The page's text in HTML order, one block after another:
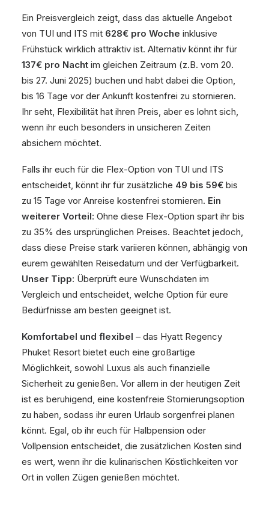
Ein Preisvergleich zeigt, dass das aktuelle Angebot
von TUI und ITS mit 628€ pro Woche inklusive
Frühstück wirklich attraktiv ist. Alternativ könnt ihr für
137€ pro Nacht im gleichen Zeitraum (z.B. vom 20.
bis 27. Juni 2025) buchen und habt dabei die Option,
bis 16 Tage vor der Ankunft kostenfrei zu stornieren.
Ihr seht, Flexibilität hat ihren Preis, aber es lohnt sich,
wenn ihr euch besonders in unsicheren Zeiten
absichern möchtet.
Falls ihr euch für die Flex-Option von TUI und ITS
entscheidet, könnt ihr für zusätzliche 49 bis 59€ bis
zu 15 Tage vor Anreise kostenfrei stornieren. Ein
weiterer Vorteil: Ohne diese Flex-Option spart ihr bis
zu 35% des ursprünglichen Preises. Beachtet jedoch,
dass diese Preise stark variieren können, abhängig von
eurem gewählten Reisedatum und der Verfügbarkeit.
Unser Tipp: Überprüft eure Wunschdaten im
Vergleich und entscheidet, welche Option für eure
Bedürfnisse am besten geeignet ist.
Komfortabel und flexibel – das Hyatt Regency
Phuket Resort bietet euch eine großartige
Möglichkeit, sowohl Luxus als auch finanzielle
Sicherheit zu genießen. Vor allem in der heutigen Zeit
ist es beruhigend, eine kostenfreie Stornierungsoption
zu haben, sodass ihr euren Urlaub sorgenfrei planen
könnt. Egal, ob ihr euch für Halbpension oder
Vollpension entscheidet, die zusätzlichen Kosten sind
es wert, wenn ihr die kulinarischen Köstlichkeiten vor
Ort in vollen Zügen genießen möchtet.